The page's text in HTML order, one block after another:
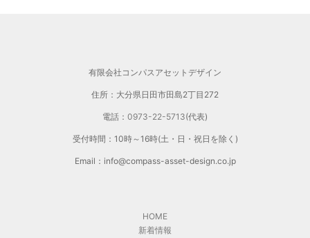
有限会社コンパスアセットデザイン
住所：大分県日田市田島2丁目272
電話： 0973-22-5713(代表)
受付時間：10時～16時(土・日・祝日を除く)
Email：info@compass-asset-design.co.jp
HOME
新着情報